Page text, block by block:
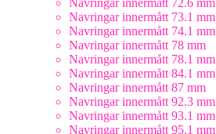
Navringar innermått 72.6 mm
Navringar innermått 73.1 mm
Navringar innermått 74.1 mm
Navringar innermått 78 mm
Navringar innermått 78.1 mm
Navringar innermått 84.1 mm
Navringar innermått 87 mm
Navringar innermått 92.3 mm
Navringar innermått 93.1 mm
Navringar innermått 95.1 mm